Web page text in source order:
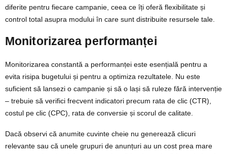
diferite pentru fiecare campanie, ceea ce îți oferă flexibilitate și
control total asupra modului în care sunt distribuite resursele tale.
Monitorizarea performanței
Monitorizarea constantă a performanței este esențială pentru a
evita risipa bugetului și pentru a optimiza rezultatele. Nu este
suficient să lansezi o campanie și să o lași să ruleze fără intervenție
– trebuie să verifici frecvent indicatori precum rata de clic (CTR),
costul pe clic (CPC), rata de conversie și scorul de calitate.
Dacă observi că anumite cuvinte cheie nu generează clicuri
relevante sau că unele grupuri de anunțuri au un cost prea mare